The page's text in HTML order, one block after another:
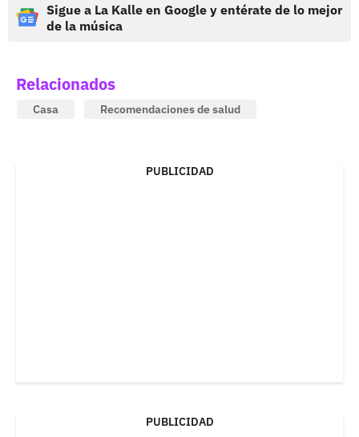
Sigue a La Kalle en Google y entérate de lo mejor
de la música
Relacionados
Casa Recomendaciones de salud
PUBLICIDAD
PUBLICIDAD